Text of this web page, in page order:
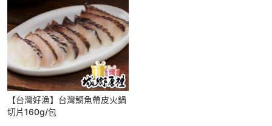
【台灣好漁】台灣鯛魚帶皮火鍋
切片160g/包